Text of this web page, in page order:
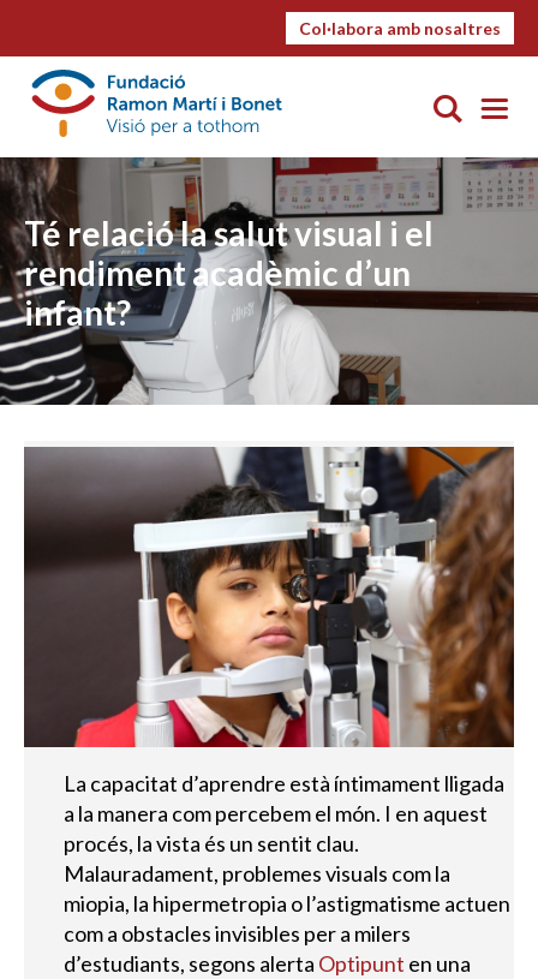
Col·labora amb nosaltres
Té relació la salut visual i el
rendiment acadèmic d’un
infant?
La capacitat d’aprendre està íntimament lligada
a la manera com percebem el món. I en aquest
procés, la vista és un sentit clau.
Malauradament, problemes visuals com la
miopia, la hipermetropia o l’astigmatisme actuen
com a obstacles invisibles per a milers
d’estudiants, segons alerta Optipunt en una